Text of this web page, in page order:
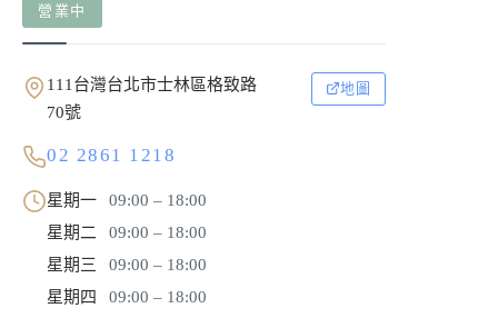
營業中
111台灣台北市士林區格致路
70號
地圖
02 2861 1218
星期一
09:00 – 18:00
星期二
09:00 – 18:00
星期三
09:00 – 18:00
星期四
09:00 – 18:00